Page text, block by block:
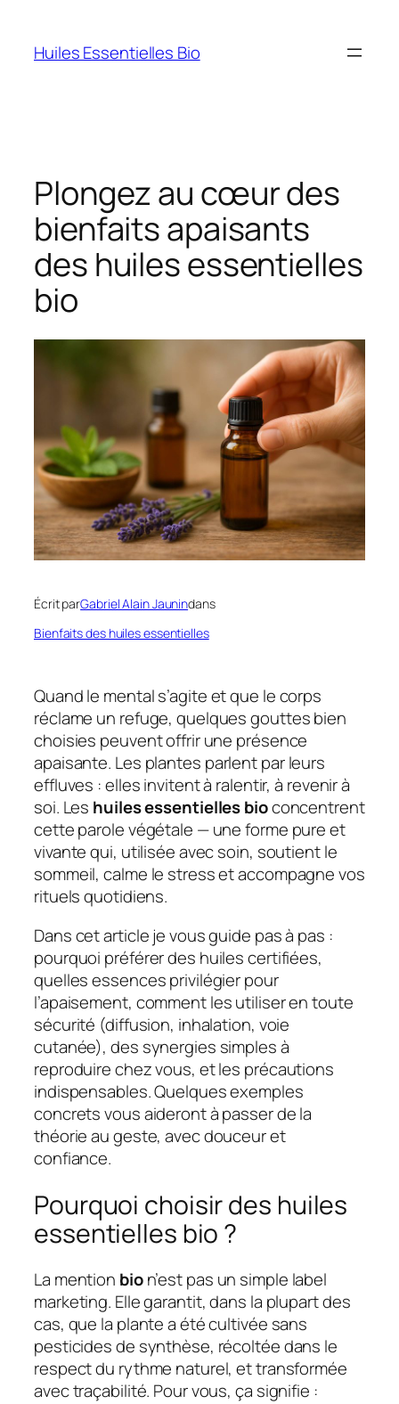
contenu
Huiles Essentielles Bio
Plongez au cœur des
bienfaits apaisants
des huiles essentielles
bio
Écrit parGabriel Alain Jaunindans
Bienfaits des huiles essentielles
Quand le mental s’agite et que le corps
réclame un refuge, quelques gouttes bien
choisies peuvent offrir une présence
apaisante. Les plantes parlent par leurs
effluves : elles invitent à ralentir, à revenir à
soi. Les huiles essentielles bioconcentrent
cette parole végétale — une forme pure et
vivante qui, utilisée avec soin, soutient le
sommeil, calme le stress et accompagne vos
rituels quotidiens.
Dans cet article je vous guide pas à pas :
pourquoi préférer des huiles certifiées,
quelles essences privilégier pour
l’apaisement, comment les utiliser en toute
sécurité (diffusion, inhalation, voie
cutanée), des synergies simples à
reproduire chez vous, et les précautions
indispensables. Quelques exemples
concrets vous aideront à passer de la
théorie au geste, avec douceur et
confiance.
Pourquoi choisir des huiles
essentielles bio ?
La mention bion’est pas un simple label
marketing. Elle garantit, dans la plupart des
cas, que la plante a été cultivée sans
pesticides de synthèse, récoltée dans le
respect du rythme naturel, et transformée
avec traçabilité. Pour vous, ça signifie :